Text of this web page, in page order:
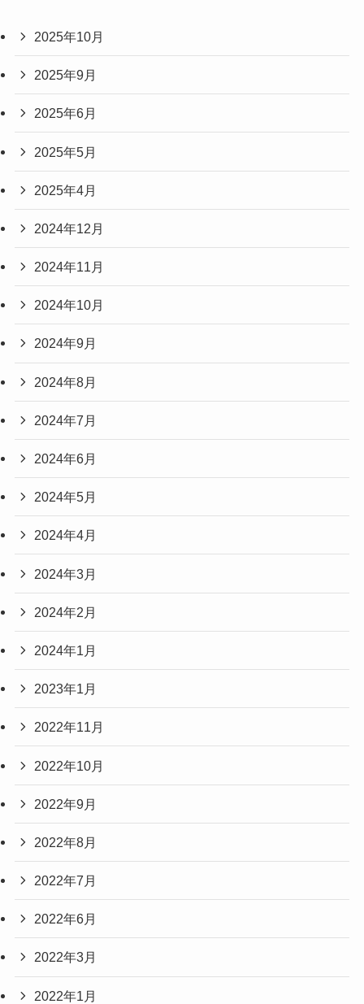
2025年10月
2025年9月
2025年6月
2025年5月
2025年4月
2024年12月
2024年11月
2024年10月
2024年9月
2024年8月
2024年7月
2024年6月
2024年5月
2024年4月
2024年3月
2024年2月
2024年1月
2023年1月
2022年11月
2022年10月
2022年9月
2022年8月
2022年7月
2022年6月
2022年3月
2022年1月